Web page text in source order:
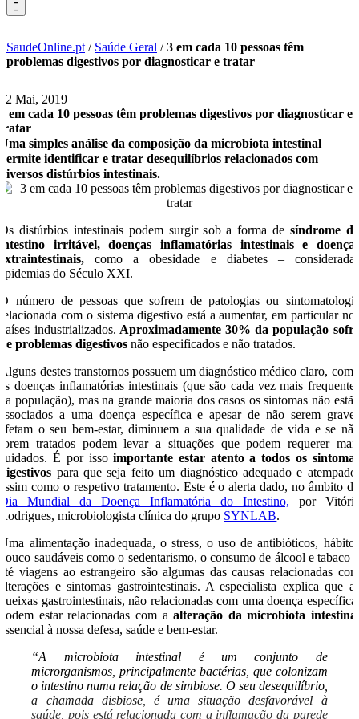
SaudeOnline.pt / Saúde Geral /3 em cada 10 pessoas têm
problemas digestivos por diagnosticar e tratar
22 Mai, 2019
3 em cada 10 pessoas têm problemas digestivos por diagnosticar e
tratar
Uma simples análise da composição da microbiota intestinal
permite identificar e tratar desequilíbrios relacionados com
diversos distúrbios intestinais.
Os distúrbios intestinais podem surgir sob a forma de síndrome do
intestino irritável, doenças inflamatórias intestinais e doenças
extraintestinais,como a obesidade e diabetes – consideradas
epidemias do Século XXI.
O número de pessoas que sofrem de patologias ou sintomatologia
relacionada com o sistema digestivo está a aumentar, em particular nos
países industrializados. Aproximadamente 30% da população sofre
de problemas digestivos não especificados e não tratados.
Alguns destes transtornos possuem um diagnóstico médico claro, como
as doenças inflamatórias intestinais (que são cada vez mais frequentes
na população), mas na grande maioria dos casos os sintomas não estão
associados a uma doença específica e apesar de não serem graves
afetam o seu bem-estar, diminuem a sua qualidade de vida e se não
forem tratados podem levar a situações que podem requerer mais
cuidados. É por issoimportante estar atento a todos os sintomas
digestivos para que seja feito um diagnóstico adequado e atempado,
assim como o respetivo tratamento. Este é o alerta dado, no âmbito do
Dia Mundial da Doença Inflamatória do Intestino, por Vitória
Rodrigues, microbiologista clínica do grupo SYNLAB.
Uma alimentação inadequada, o stress, o uso de antibióticos, hábitos
pouco saudáveis como o sedentarismo, o consumo de álcool e tabaco e
até viagens ao estrangeiro são algumas das causas relacionadas com
alterações e sintomas gastrointestinais. A especialista explica que as
queixas gastrointestinais, não relacionadas com uma doença específica,
podem estar relacionadas com aalteração da microbiota intestinal
essencial à nossa defesa, saúde e bem-estar.
“A microbiota intestinal é um conjunto de
microrganismos, principalmente bactérias, que colonizam
o intestino numa relação de simbiose. O seu desequilíbrio,
a chamada disbiose, é uma situação desfavorável à
saúde, pois está relacionada com a inflamação da parede